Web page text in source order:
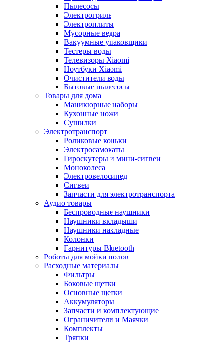
Пылесосы
Электрогриль
Электроплиты
Мусорные ведра
Вакуумные упаковщики
Тестеры воды
Телевизоры Xiaomi
Ноутбуки Xiaomi
Очистители воды
Бытовые пылесосы
Товары для дома
Маникюрные наборы
Кухонные ножи
Сушилки
Электротранспорт
Роликовые коньки
Электросамокаты
Гироскутеры и мини-сигвеи
Моноколеса
Электровелосипед
Сигвеи
Запчасти для электротранспорта
Аудио товары
Беспроводные наушники
Наушники вкладыши
Наушники накладные
Колонки
Гарнитуры Bluetooth
Роботы для мойки полов
Расходные материалы
Фильтры
Боковые щетки
Основные щетки
Аккумуляторы
Запчасти и комплектующие
Ограничители и Маячки
Комплекты
Тряпки